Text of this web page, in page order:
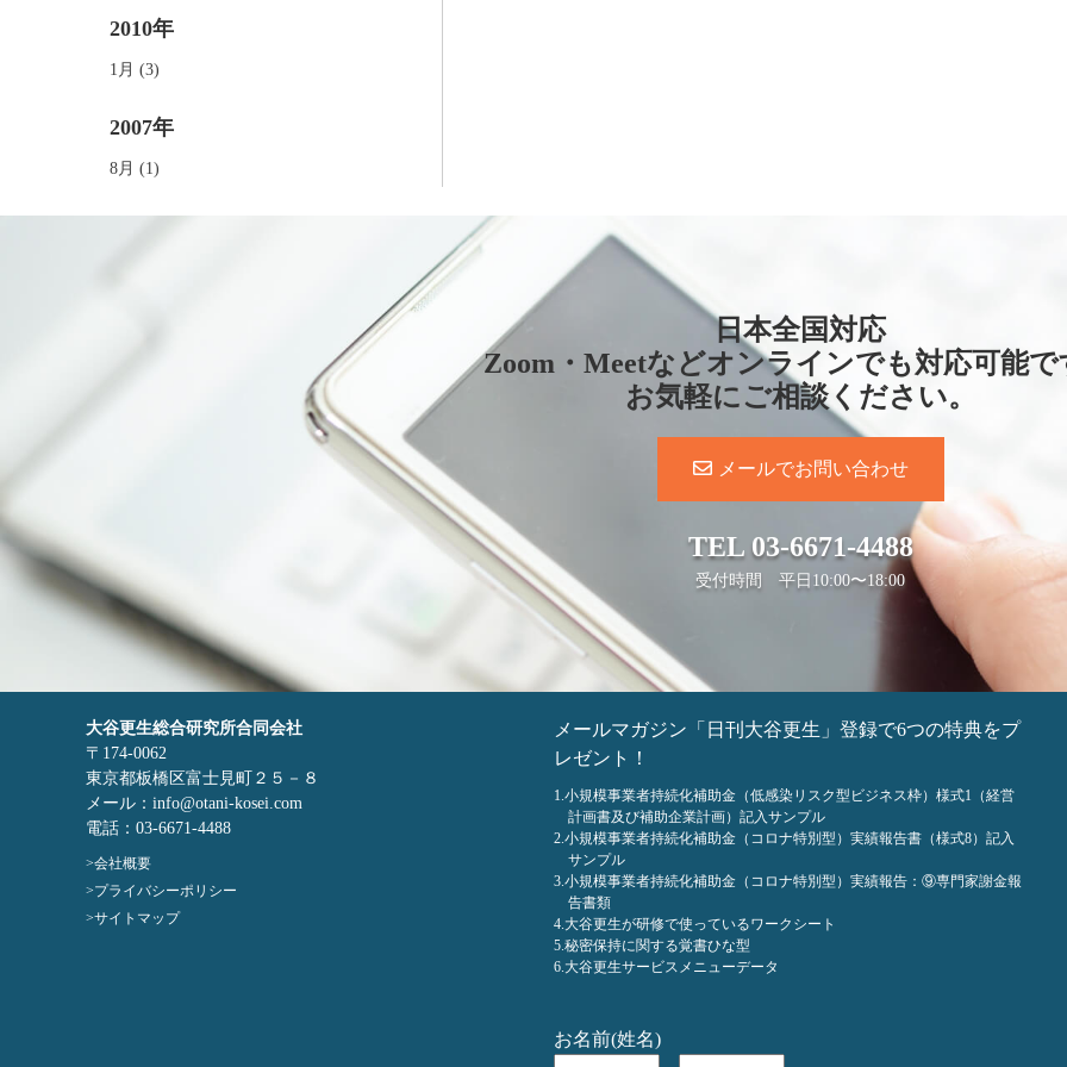
2010年
1月 (3)
2007年
8月 (1)
日本全国対応
Zoom・Meetなどオンラインでも対応可能で
お気軽にご相談ください。
メールでお問い合わせ
TEL 03-6671-4488
受付時間 平日10:00〜18:00
大谷更生総合研究所合同会社
〒174-0062
東京都板橋区富士見町２５－８
メール：info@otani-kosei.com
電話：03-6671-4488
会社概要
プライバシーポリシー
サイトマップ
メールマガジン「日刊大谷更生」登録で6つの特典をプ
レゼント！
1.小規模事業者持続化補助金（低感染リスク型ビジネス枠）様式1（経営
計画書及び補助企業計画）記入サンプル
2.小規模事業者持続化補助金（コロナ特別型）実績報告書（様式8）記入
サンプル
3.小規模事業者持続化補助金（コロナ特別型）実績報告：⑨専門家謝金報
告書類
4.大谷更生が研修で使っているワークシート
5.秘密保持に関する覚書ひな型
6.大谷更生サービスメニューデータ
お名前(姓名)